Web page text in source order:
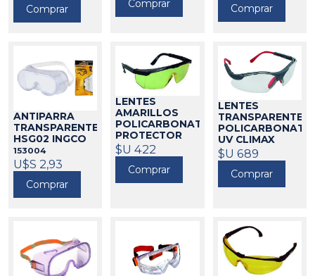
Comprar Comprar Comprar
ANTIPARRA
TRANSPARENTE
HSG02 INGCO
153004
U$S 2,93
Comprar
LENTES
AMARILLOS
POLICARBONATO
PROTECTOR
UV CLIMAX
480130
$U 422
Comprar
LENTES
TRANSPARENTES
POLICARBONATO
UV CLIMAX
480051
$U 689
Comprar